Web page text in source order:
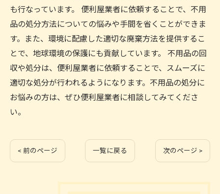
も行なっています。 便利屋業者に依頼することで、不用
品の処分方法についての悩みや手間を省くことができま
す。また、環境に配慮した適切な廃棄方法を提供するこ
とで、地球環境の保護にも貢献しています。 不用品の回
収や処分は、便利屋業者に依頼することで、スムーズに
適切な処分が行われるようになります。不用品の処分に
お悩みの方は、ぜひ便利屋業者に相談してみてくださ
い。
< 前のページ 一覧に戻る 次のページ >